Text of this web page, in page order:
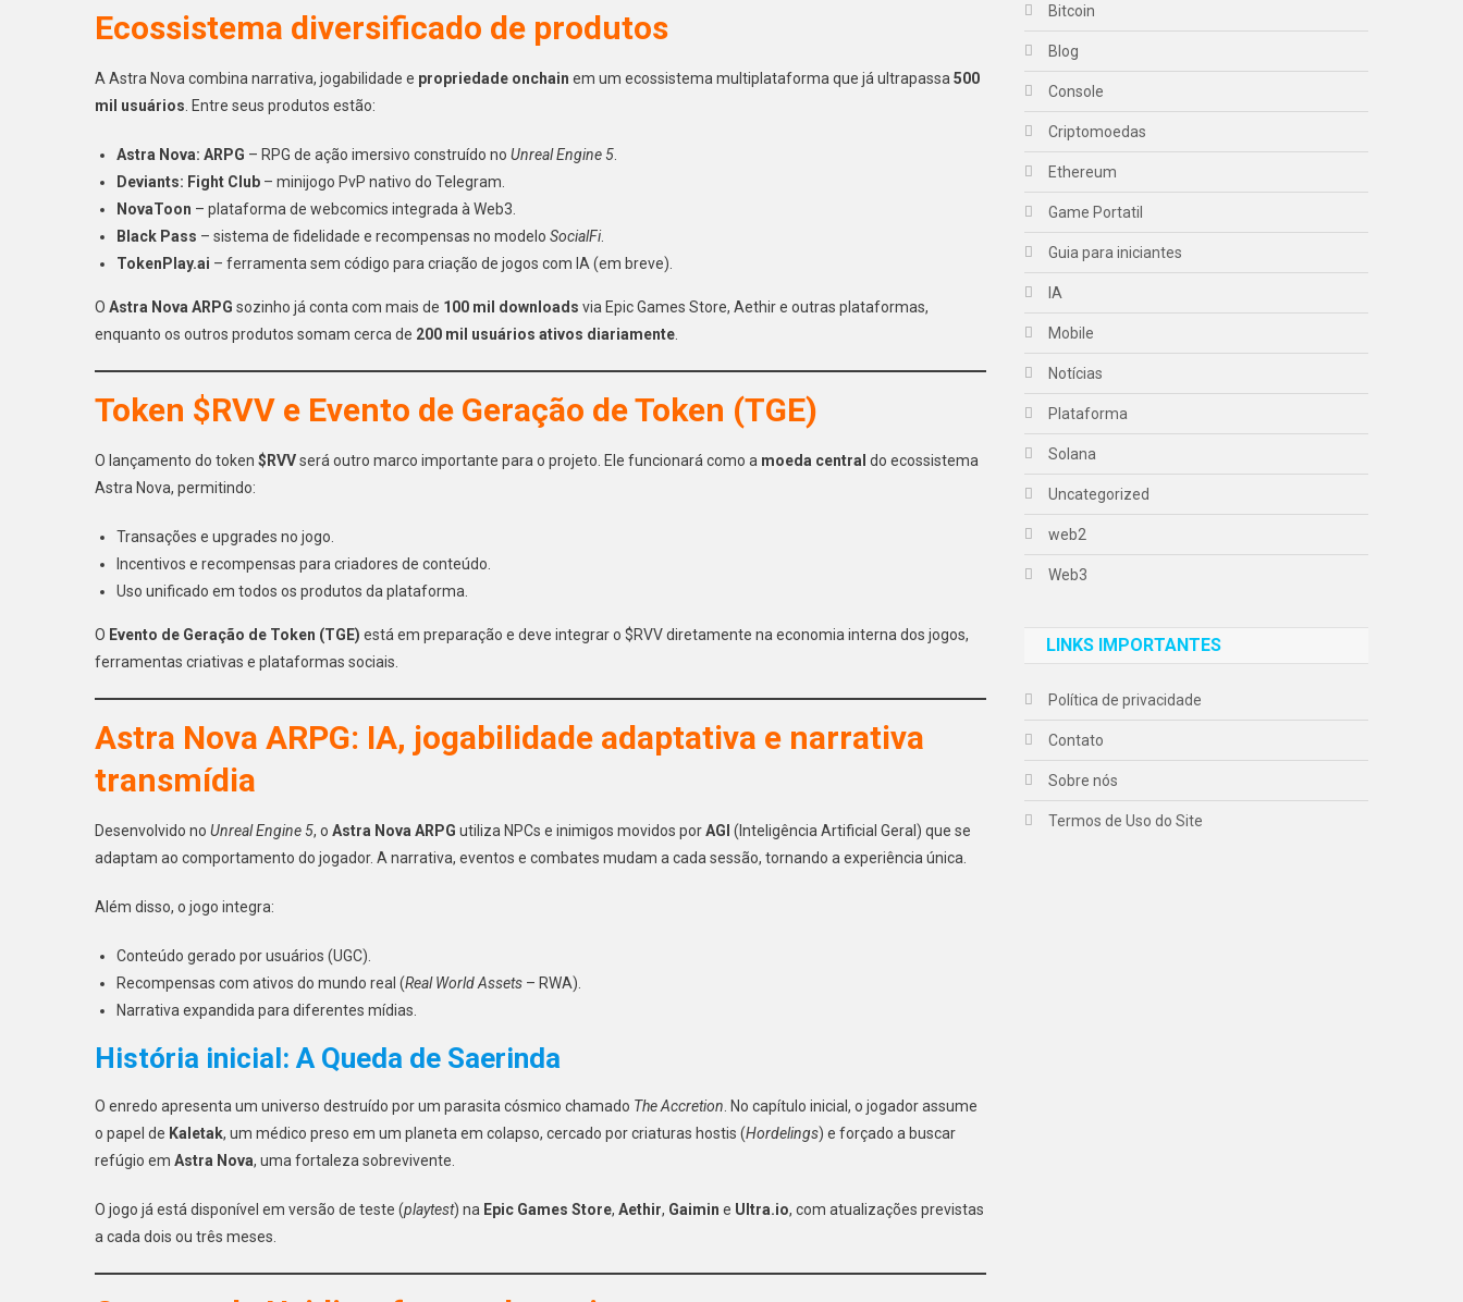
Ecossistema diversificado de produtos
A Astra Nova combina narrativa, jogabilidade e propriedade onchain em um ecossistema multiplataforma que já ultrapassa 500
mil usuários . Entre seus produtos estão:
Astra Nova: ARPG – RPG de ação imersivo construído no Unreal Engine 5
Deviants: Fight Club – minijogo PvP nativo do Telegram.
NovaToon – plataforma de webcomics integrada à Web3.
Black Pass – sistema de fidelidade e recompensas no modelo SocialFi.
TokenPlay.ai – ferramenta sem código para criação de jogos com IA (em breve).
O Astra Nova ARPG sozinho já conta com mais de 100 mil downloads via Epic Games Store, Aethir e outras plataformas,
enquanto os outros produtos somam cerca de 200 mil usuários ativos diariamente
Token $RVV e Evento de Geração de Token (TGE)
O lançamento do token $RVVserá outro marco importante para o projeto. Ele funcionará como a moeda central do ecossistema
Astra Nova, permitindo:
Transações e upgrades no jogo.
Incentivos e recompensas para criadores de conteúdo.
Uso unificado em todos os produtos da plataforma.
O Evento de Geração de Token (TGE) está em preparação e deve integrar o $RVV diretamente na economia interna dos jogos,
ferramentas criativas e plataformas sociais.
Astra Nova ARPG: IA, jogabilidade adaptativa e narrativa
transmídia
Desenvolvido no Unreal Engine 5, o Astra Nova ARPG utiliza NPCs e inimigos movidos porAGI (Inteligência Artificial Geral) que se
adaptam ao comportamento do jogador. A narrativa, eventos e combates mudam a cada sessão, tornando a experiência única.
Além disso, o jogo integra:
Conteúdo gerado por usuários (UGC).
Recompensas com ativos do mundo real (Real World Assets – RWA).
Narrativa expandida para diferentes mídias.
História inicial: A Queda de Saerinda
O enredo apresenta um universo destruído por um parasita cósmico chamado The Accretion . No capítulo inicial, o jogador assume
o papel de Kaletak, um médico preso em um planeta em colapso, cercado por criaturas hostis (Hordelings) e forçado a buscar
refúgio em Astra Nova, uma fortaleza sobrevivente.
O jogo já está disponível em versão de teste (playtest) na Epic Games Store, Aethir, Gaimin e Ultra.io, com atualizações previstas
a cada dois ou três meses.
Bitcoin
Blog
Console
Criptomoedas
Ethereum
Game Portatil
Guia para iniciantes
IA
Mobile
Notícias
Plataforma
Solana
Uncategorized
web2
Web3
LINKS IMPORTANTES
Política de privacidade
Contato
Sobre nós
Termos de Uso do Site